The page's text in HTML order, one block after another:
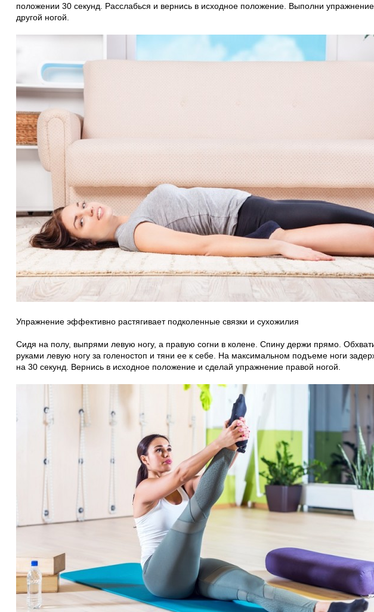
положении 30 секунд. Расслабься и вернись в исходное положение. Выполни упражнение
другой ногой.
Упражнение эффективно растягивает подколенные связки и сухожилия
Сидя на полу, выпрями левую ногу, а правую согни в колене. Спину держи прямо.
руками левую ногу за голеностоп и тяни ее к себе. На максимальном подъеме ноги
на 30 секунд. Вернись в исходное положение и сделай упражнение правой ногой.